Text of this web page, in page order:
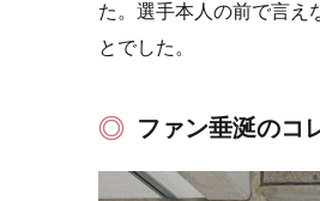
た。選手本人の前で言え
とでした。
ファン垂涎のコ